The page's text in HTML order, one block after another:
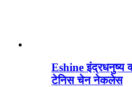
Eshine इंद्रधनुष्य
टेनिस चेन नेकलेस